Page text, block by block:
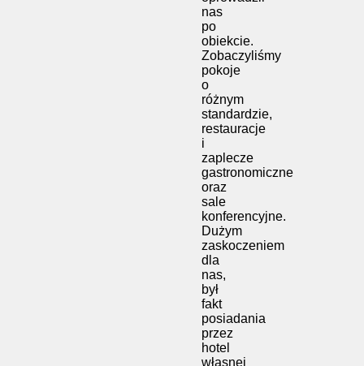
nas
po
obiekcie.
Zobaczyliśmy
pokoje
o
różnym
standardzie,
restauracje
i
zaplecze
gastronomiczne
oraz
sale
konferencyjne.
Dużym
zaskoczeniem
dla
nas,
był
fakt
posiadania
przez
hotel
własnej